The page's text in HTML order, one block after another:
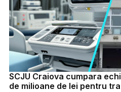
SCJU Craiova cumpara
de milioane de lei pentru